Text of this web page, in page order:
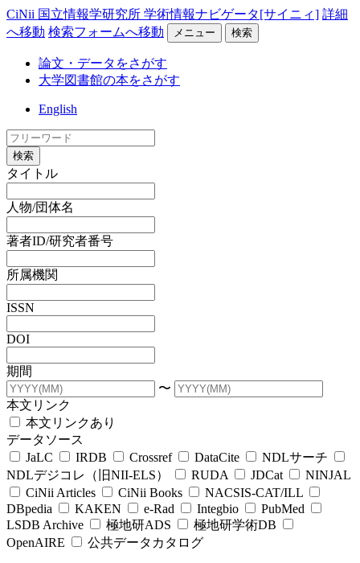
CiNii 国立情報学研究所 学術情報ナビゲータ[サイニィ] 詳細
へ移動 検索フォームへ移動 メニュー 検索
論文・データをさがす
大学図書館の本をさがす
English
検索
タイトル
人物/団体名
著者ID/研究者番号
所属機関
ISSN
DOI
期間
〜
本文リンク
本文リンクあり
データソース
JaLC
IRDB Crossref DataCite
NDLサーチ
NDLデジコレ（旧NII-ELS）
RUDA JDCat
NINJAL
CiNii Articles
CiNii Books
NACSIS-CAT/ILL
DBpedia
KAKEN e-Rad Integbio
PubMed
LSDB Archive
極地研ADS
極地研学術DB
OpenAIRE
公共データカタログ